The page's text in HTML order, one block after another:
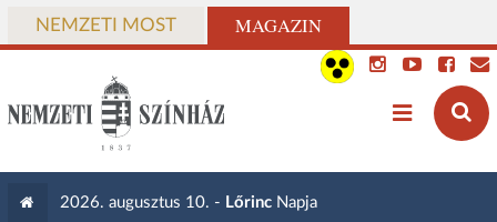
NEMZETI MOST MAGAZIN
2026. augusztus 10. - LőrincNapja